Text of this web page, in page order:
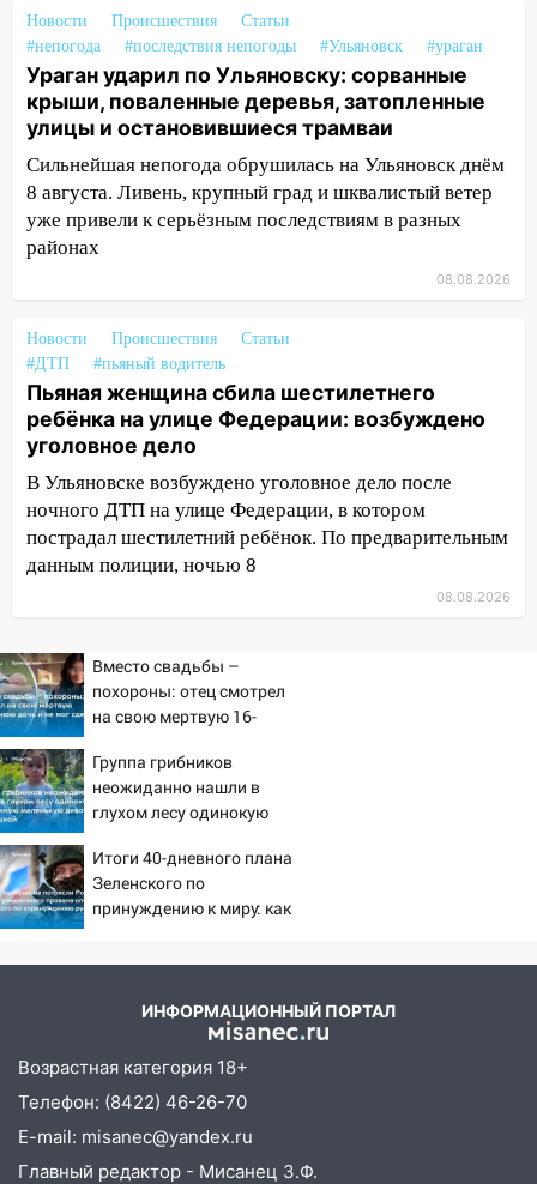
13:54
В мэрии Ульяновска рассказали,
как устраняют последствия мощного
шторма
13:49 Стихия продолжает крушить
Ульяновск: дерево рухнуло на дом на
Орджоникидзе
13:47
СТО на проспекте Созидателей
13:35
Непогода продолжает бить по
транспорту: в Ульяновске трамвай
сошёл с рельсов
13:22 Упавшие деревья перекрыли
дороги в Ульяновске: фото
13:17 Непогода в Ульяновске не
закончится сегодня: сильные ливни
13:15
житель Вешкаймского района похитил у
знакомого 191 тысячу рублей
13:14
проспекте Филатова в Ульяновске
13:12
Дерево пробило крышу дома на
Новгородской в Ульяновске и рухнуло
на электрощит
13:10
В Заволжском районе дерево
сорванные крыши, поваленные деревья,
затопленные улицы и остановившиеся
трамваи
12:17 Ульяновск накрыл крупный град:
после ливня город снова уходит под
воду
Новости Происшествия
Статьи
#непогода
#последствия непогоды #Ульяновск #ураган
Ураган ударил по Ульяновску: сорванные
крыши, поваленные деревья, затопленные
улицы и остановившиеся трамваи
Сильнейшая непогода обрушилась на Ульяновск днём
8 августа. Ливень, крупный град и шквалистый ветер
уже привели к серьёзным последствиям в разных
районах
08.08.2026
Новости Происшествия
Статьи
#ДТП
#пьяный водитель
Пьяная женщина сбила шестилетнего
ребёнка на улице Федерации: возбуждено
уголовное дело
В Ульяновске возбуждено уголовное дело после
ночного ДТП на улице Федерации, в котором
пострадал шестилетний ребёнок. По предварительным
данным полиции, ночью 8
08.08.2026
Вместо свадьбы –
похороны: отец смотрел
на свою мертвую 16-
сдержать слезы
Группа грибников
неожиданно нашли в
глухом лесу одинокую
девочку с игрушкой
Итоги 40-дневного плана
Зеленского по
принуждению к миру: как
ИНФОРМАЦИОННЫЙ ПОРТАЛ
Возрастная категория 18+
Телефон: (8422) 46-26-70
E-mail: misanec@yandex.ru
Главный редактор - Мисанец З.Ф.